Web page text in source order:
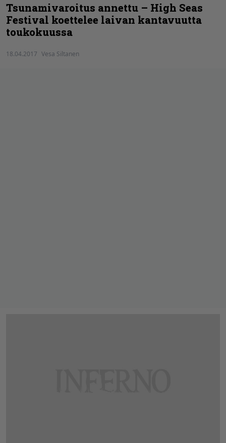
Tsunamivaroitus annettu – High Seas
Festival koettelee laivan kantavuutta
toukokuussa
18.04.2017 Vesa Siltanen